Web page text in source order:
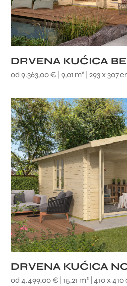
DRVENA KUĆICA
od 9.363,00 € | 9,01 m² | 293 x 307
DRVENA KUĆICA
od 4.499,00 € | 15,21 m² | 410 x